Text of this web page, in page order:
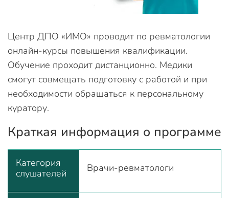
Центр ДПО «ИМО» проводит по ревматологии
онлайн-курсы повышения квалификации.
Обучение проходит дистанционно. Медики
смогут совмещать подготовку с работой и при
необходимости обращаться к персональному
куратору.
Краткая информация о программе
Категория
слушателей
Врачи-ревматологи